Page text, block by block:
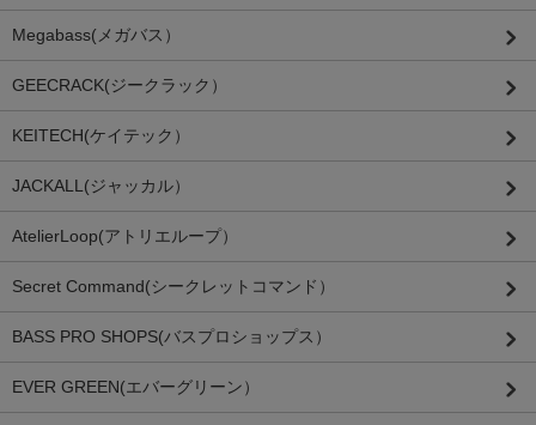
Megabass(メガバス）
GEECRACK(ジークラック）
KEITECH(ケイテック）
JACKALL(ジャッカル）
AtelierLoop(アトリエループ）
Secret Command(シークレットコマンド）
BASS PRO SHOPS(バスプロショップス）
EVER GREEN(エバーグリーン）